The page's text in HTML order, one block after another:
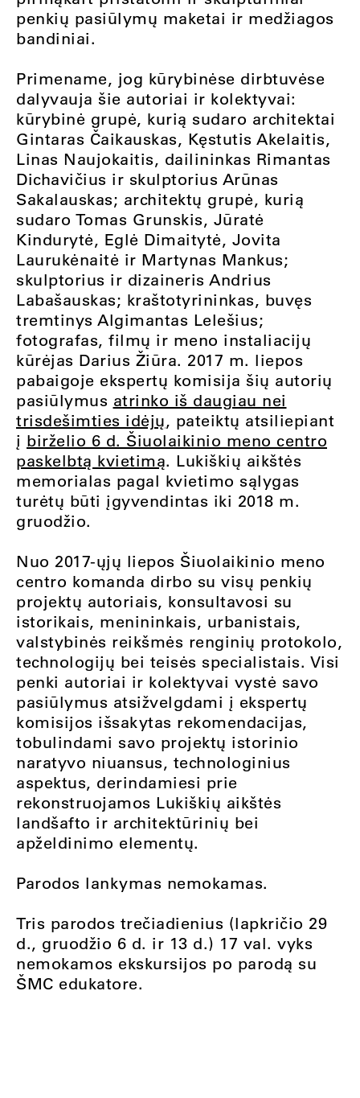
penkių pasiūlymų maketai ir medžiagos
bandiniai.
Primename, jog kūrybinėse dirbtuvėse
dalyvauja šie autoriai ir kolektyvai:
kūrybinė grupė, kurią sudaro architektai
Gintaras Čaikauskas, Kęstutis Akelaitis,
Linas Naujokaitis, dailininkas Rimantas
Dichavičius ir skulptorius Arūnas
Sakalauskas; architektų grupė, kurią
sudaro Tomas Grunskis, Jūratė
Kindurytė, Eglė Dimaitytė, Jovita
Laurukėnaitė ir Martynas Mankus;
skulptorius ir dizaineris Andrius
Labašauskas; kraštotyrininkas, buvęs
tremtinys Algimantas Lelešius;
fotografas, filmų ir meno instaliacijų
kūrėjas Darius Žiūra. 2017 m. liepos
pabaigoje ekspertų komisija šių autorių
pasiūlymus atrinko iš daugiau nei
trisdešimties idėjų, pateiktų atsiliepiant
į birželio 6 d. Šiuolaikinio meno centro
paskelbtą kvietimą. Lukiškių aikštės
memorialas pagal kvietimo sąlygas
turėtų būti įgyvendintas iki 2018 m.
gruodžio.
Nuo 2017-ųjų liepos Šiuolaikinio meno
centro komanda dirbo su visų penkių
projektų autoriais, konsultavosi su
istorikais, menininkais, urbanistais,
valstybinės reikšmės renginių protokolo,
technologijų bei teisės specialistais. Visi
penki autoriai ir kolektyvai vystė savo
pasiūlymus atsižvelgdami į ekspertų
komisijos išsakytas rekomendacijas,
tobulindami savo projektų istorinio
naratyvo niuansus, technologinius
aspektus, derindamiesi prie
rekonstruojamos Lukiškių aikštės
landšafto ir architektūrinių bei
apželdinimo elementų.
Parodos lankymas nemokamas.
Tris parodos trečiadienius (lapkričio 29
d., gruodžio 6 d. ir 13 d.) 17 val. vyks
nemokamos ekskursijos po parodą su
ŠMC edukatore.